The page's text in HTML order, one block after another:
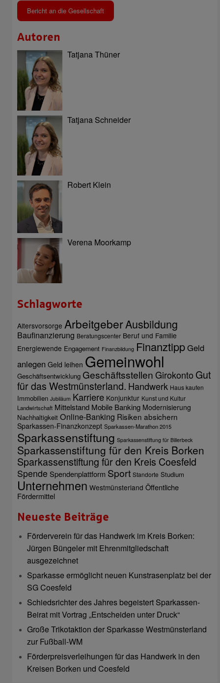
Bericht an die Gesellschaft
Autoren
Tatjana Thüner
Tatjana Schneider
Robert Klein
Verena Moorkamp
Schlagworte
Altersvorsorge ArbeitgeberAusbildung
Baufinanzierung Beratungscenter Beruf und Familie
Energiewende Engagement Finanzbildung FinanztippGeld
anlegen Geld leihen Gemeinwohl
Geschäftsentwicklung Geschäftsstellen Girokonto Gut
für das Westmünsterland. Handwerk Haus kaufen
Immobilien Jubiläum Karriere Konjunktur Kunst und Kultur
Landwirtschaft Mittelstand Mobile Banking Modernisierung
Nachhaltigkeit Online-Banking Risiken absichern
Sparkassen-Finanzkonzept Sparkassen-Marathon 2015
Sparkassenstiftung Sparkassenstiftung für Billerbeck
Sparkassenstiftung für den Kreis Borken
Sparkassenstiftung für den Kreis Coesfeld
Spende Spendenplattform Sport Standorte Studium
Unternehmen Westmünsterland Öffentliche
Fördermittel
Neueste Beiträge
Förderverein für das Handwerk im Kreis Borken:
Jürgen Büngeler mit Ehrenmitgliedschaft
ausgezeichnet
Sparkasse ermöglicht neuen Kunstrasenplatz bei der
SG Coesfeld
Schiedsrichter des Jahres begeistert Sparkassen-
Beirat mit Vortrag „Entscheiden unter Druck“
Große Trikotaktion der Sparkasse Westmünsterland
zur Fußball-WM
Förderpreisverleihungen für das Handwerk in den
Kreisen Borken und Coesfeld